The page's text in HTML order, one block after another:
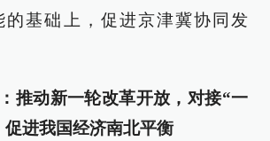
的基础上，促进京津冀协同发
推动新一轮改革开放，对接“一
促进我国经济南北平衡